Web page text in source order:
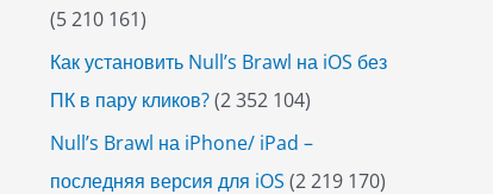
(5 210 161)
Как установить Null’s Brawl на iOS без
ПК в пару кликов?(2 352 104)
Null’s Brawl на iPhone/ iPad –
последняя версия для iOS (2 219 170)